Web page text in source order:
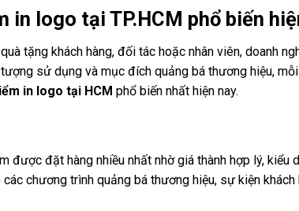
in logo tại TP.HCM phổ biến
quà tặng khách hàng, đối tác hoặc nhân viên, doanh
sử dụng và mục đích quảng bá thương hiệu,
in logo tại HCM phổ biến nhất hiện nay.
được đặt hàng nhiều nhất nhờ giá thành hợp lý,
chương trình quảng bá thương hiệu, sự kiện khách